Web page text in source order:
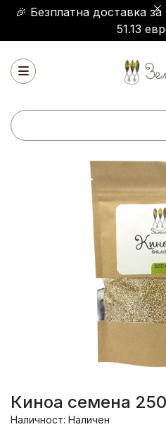
🎉 Безплатна доставка
51.13
Киноа семена
Наличност: Наличен